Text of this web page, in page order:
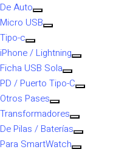
De Auto
Micro USB
Tipo-c
iPhone / Lightning
Ficha USB Sola
PD / Puerto Tipo-C
Otros Pases
Transformadores
De Pilas / Baterías
Para SmartWatch